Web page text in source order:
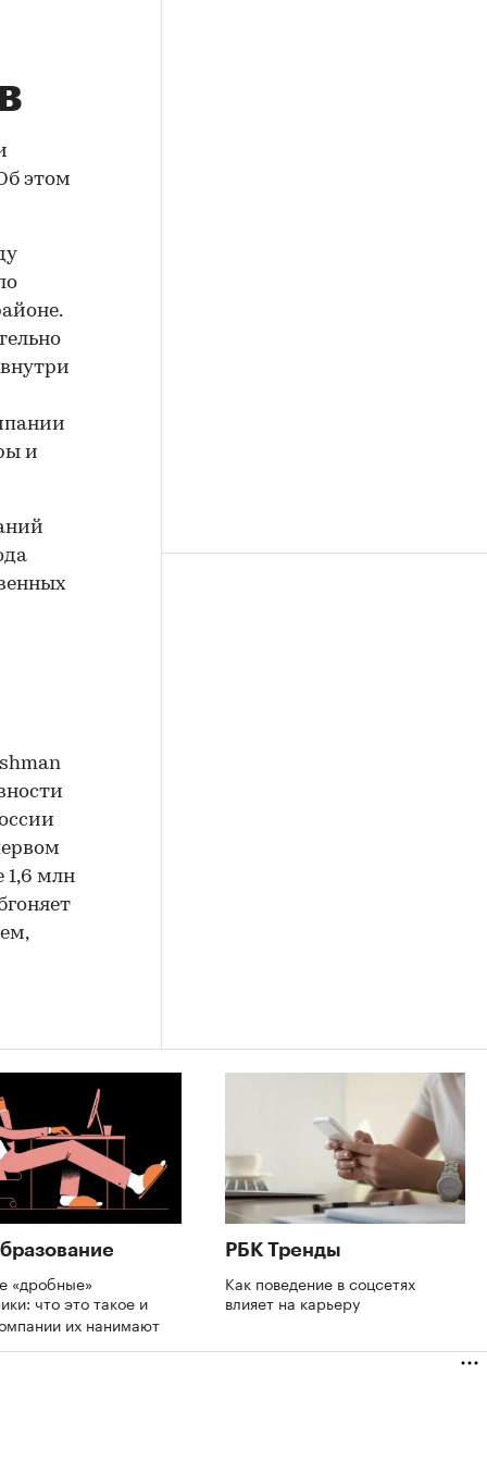
этом
и
1,6 млн
«дробные»
что это такое и
их нанимают
РБК Тренды
Как поведение в соцсетях
влияет на карьеру